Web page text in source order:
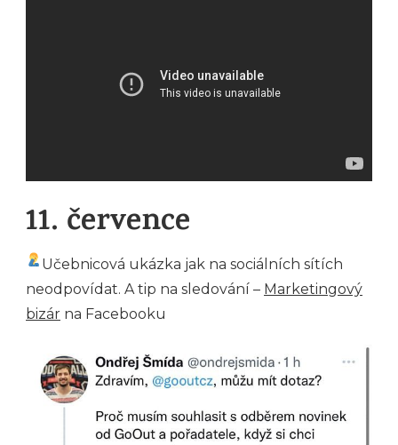
11. července
Učebnicová ukázka jak na sociálních sítích
neodpovídat. A tip na sledování – Marketingový
bizár na Facebooku